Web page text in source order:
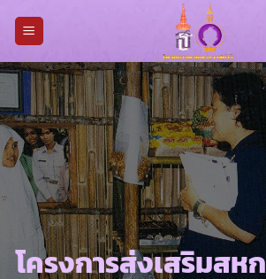
โครงการส่งเสริมสห